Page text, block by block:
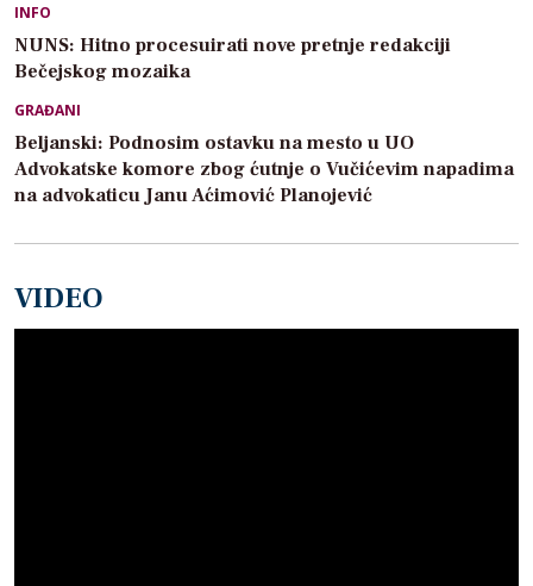
INFO
NUNS: Hitno procesuirati nove pretnje redakciji
Bečejskog mozaika
GRAĐANI
Beljanski: Podnosim ostavku na mesto u UO
Advokatske komore zbog ćutnje o Vučićevim napadima
na advokaticu Janu Aćimović Planojević
VIDEO